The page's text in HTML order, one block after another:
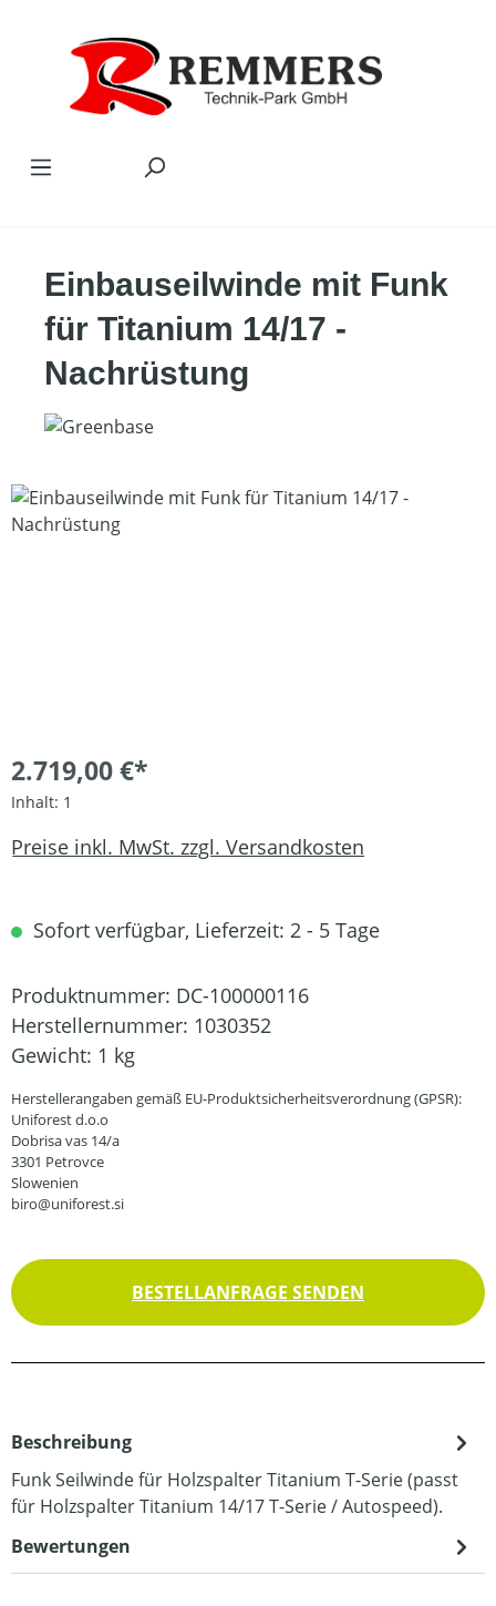
Einbauseilwinde mit Funk
für Titanium 14/17 -
Nachrüstung
Bildergalerie überspringen
2.719,00 €*
Inhalt: 1
Preise inkl. MwSt. zzgl. Versandkosten
Sofort verfügbar, Lieferzeit: 2 - 5 Tage
Produktnummer: DC-100000116
Herstellernummer: 1030352
Gewicht: 1 kg
Herstellerangaben gemäß EU-Produktsicherheitsverordnung (GPSR):
Uniforest d.o.o
Dobrisa vas 14/a
3301 Petrovce
Slowenien
biro@uniforest.si
BESTELLANFRAGE SENDEN
Beschreibung
Funk Seilwinde für Holzspalter Titanium T-Serie (passt
für Holzspalter Titanium 14/17 T-Serie / Autospeed).
Bewertungen